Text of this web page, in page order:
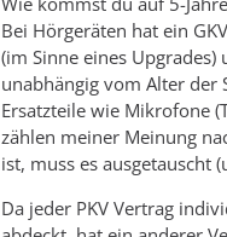
Bei Hörgeräten hat ein
(im Sinne eines
unabhängig vom Alter der
Ersatzteile wie Mikrofone
zählen meiner Meinung
ist, muss es ausgetauscht
Da jeder PKV Vertrag